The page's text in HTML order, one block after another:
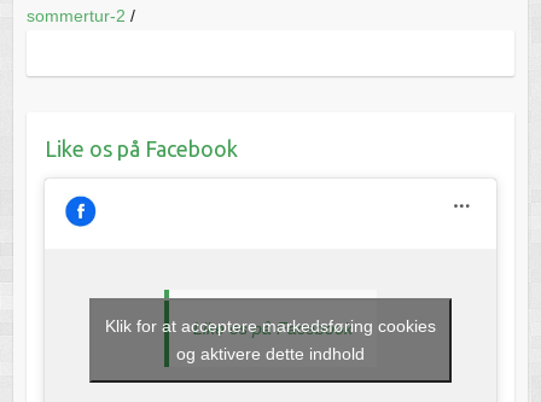
sommertur-2 /
Like os på Facebook
Like os på Facebook
Klik for at acceptere markedsføring cookies
og aktivere dette indhold